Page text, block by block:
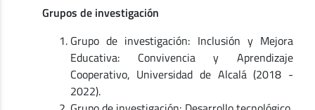
Grupos de investigación
Grupo de investigación: Inclusión y Mejora
Educativa: Convivencia y Aprendizaje
Cooperativo, Universidad de Alcalá (2018 -
2022).